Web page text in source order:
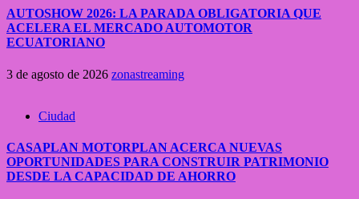
AUTOSHOW 2026: LA PARADA OBLIGATORIA QUE
ACELERA EL MERCADO AUTOMOTOR
ECUATORIANO
3 de agosto de 2026 zonastreaming
Ciudad
CASAPLAN MOTORPLAN ACERCA NUEVAS
OPORTUNIDADES PARA CONSTRUIR PATRIMONIO
DESDE LA CAPACIDAD DE AHORRO